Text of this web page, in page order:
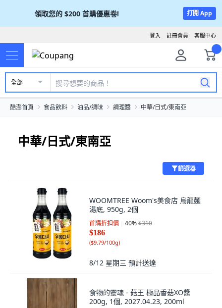
領取您的 $200 首購優惠卷! 打開 App
客服中心
註冊會員
登入
全部
酷澎首頁 食品飲料 油品/調味 調理醬 中華/日式/東南亞
中華/日式/東南亞
篩選器
WOOMTREE Woom's美食店 烏龍麵
湯底, 950g, 2個
首購折扣價 40%$310
$186
($9.79/100g)
8/12 星期三 預計送達
食物的靈魂 - 菇王 極品香菇XO醬
200g, 1個, 2027.04.23, 200ml